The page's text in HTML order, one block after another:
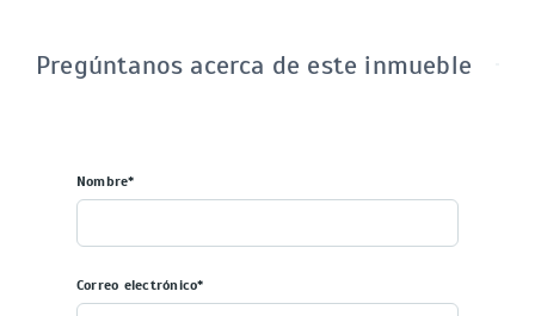
Pregúntanos acerca de este inmueble
Nombre*
Correo electrónico*